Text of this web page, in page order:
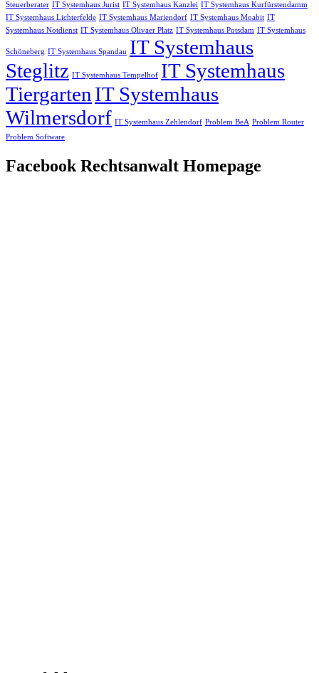
Steuerberater IT Systemhaus Jurist IT Systemhaus Kanzlei IT Systemhaus Kurfürstendamm
IT Systemhaus Lichterfelde IT Systemhaus Mariendorf IT Systemhaus Moabit IT
Systemhaus Notdienst IT Systemhaus Olivaer Platz IT Systemhaus Potsdam IT Systemhaus
Schöneberg IT Systemhaus Spandau IT Systemhaus
Steglitz IT Systemhaus Tempelhof IT Systemhaus
Tiergarten IT Systemhaus
Wilmersdorf IT Systemhaus Zehlendorf Problem BeA Problem Router
Problem Software
Facebook Rechtsanwalt Homepage